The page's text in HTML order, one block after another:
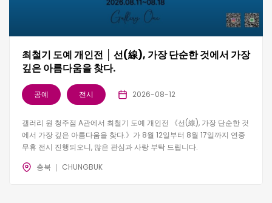
최철기 도예 개인전 │ 선(線), 가장 단순한 것에서 가장
깊은 아름다움을 찾다.
공예 전시 2026-08-12
갤러리 원 청주점 A관에서 최철기 도예 개인전 《선(線), 가장 단순한 것
에서 가장 깊은 아름다움을 찾다.》가 8월 12일부터 8월 17일까지 연중
무휴 전시 진행되오니, 많은 관심과 사랑 부탁 드립니다.
충북 ｜ CHUNGBUK